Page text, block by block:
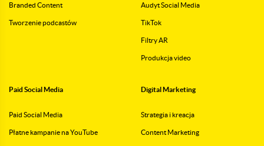
Branded Content
Tworzenie podcastów
Audyt Social Media
TikTok
Filtry AR
Produkcja video
Paid Social Media
Paid Social Media
Płatne kampanie na YouTube
Digital Marketing
Strategia i kreacja
Content Marketing